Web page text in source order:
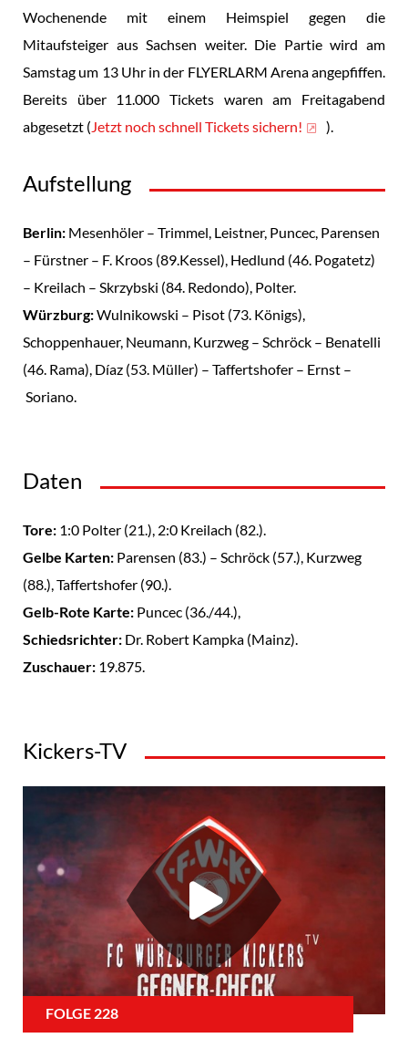
Wochenende mit einem Heimspiel gegen die
Mitaufsteiger aus Sachsen weiter. Die Partie wird am
Samstag um 13 Uhr in der FLYERLARM Arena angepfiffen.
Bereits über 11.000 Tickets waren am Freitagabend
abgesetzt (Jetzt noch schnell Tickets sichern! ).
Aufstellung
Berlin: Mesenhöler – Trimmel, Leistner, Puncec, Parensen
– Fürstner – F. Kroos (89.Kessel), Hedlund (46. Pogatetz)
– Kreilach – Skrzybski (84. Redondo), Polter.
Würzburg:Wulnikowski – Pisot (73. Königs),
Schoppenhauer, Neumann, Kurzweg – Schröck – Benatelli
(46. Rama), Díaz (53. Müller) – Taffertshofer – Ernst –
Soriano.
Daten
Tore: 1:0 Polter (21.), 2:0 Kreilach (82.).
Gelbe Karten: Parensen (83.) – Schröck (57.), Kurzweg
(88.), Taffertshofer (90.).
Gelb-Rote Karte: Puncec (36./44.),
Schiedsrichter: Dr. Robert Kampka (Mainz).
Zuschauer: 19.875.
Kickers-TV
FOLGE 228